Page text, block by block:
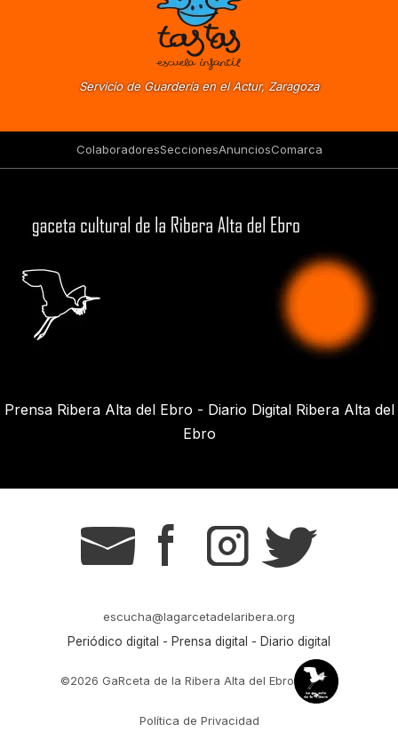
Servicio de Guardería en el Actur, Zaragoza
ColaboradoresSeccionesAnunciosComarca
Prensa Ribera Alta del Ebro - Diario Digital Ribera Alta del
Ebro
g s t r
escucha@lagarcetadelaribera.org
Periódico digital - Prensa digital - Diario digital
©2026 GaRceta de la Ribera Alta del Ebro
Política de Privacidad